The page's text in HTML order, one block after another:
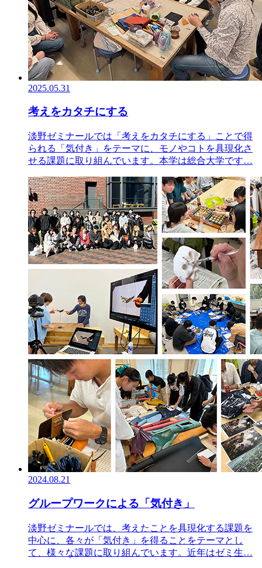
2025.05.31
考えをカタチにする
淡野ゼミナールでは「考えをカタチにする」ことで得
られる「気付き」をテーマに、モノやコトを具現化さ
せる課題に取り組んでいます。本学は総合大学です…
2024.08.21
グループワークによる「気付き」
淡野ゼミナールでは、考えたことを具現化する課題を
中心に、各々が「気付き」を得ることをテーマとし
て、様々な課題に取り組んでいます。近年はゼミ生…